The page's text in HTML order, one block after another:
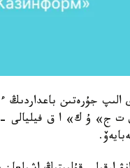
جۇرەتىن باعداردىڭ
ۇ ك» ا ق فيليالى -